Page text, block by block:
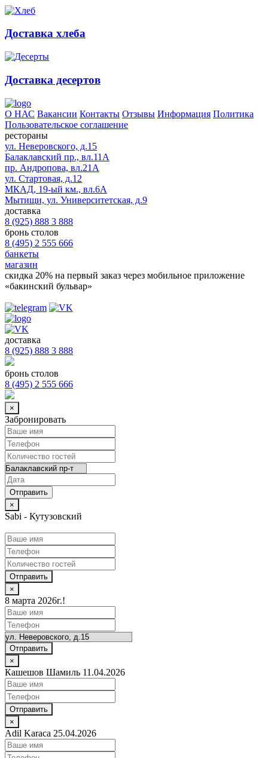
Доставка хлеба
Доставка десертов
О НАС Вакансии Контакты Отзывы Информация Политика
Пользовательское соглашение
рестораны
ул. Неверовского, д.15
Балаклавский пр., вл.11А
пр. Андропова, вл.21А
ул. Стартовая, д.12
МКАД, 19-ый км., вл.6А
Мытищи, ул. Университетская, д.9
доставка
8 (925) 888 3 888
бронь столов
8 (495) 2 555 666
банкеты
магазин
скидка 20% на первый заказ через мобильное приложение
«бакинский бульвар»
доставка
8 (925) 888 3 888
бронь столов
8 (495) 2 555 666
×
Забронировать
×
Sabi - Кутузовский
Отправить
×
8 марта 2026г.!
Отправить
×
Кашешов Шамиль 11.04.2026
Отправить
×
Adil Karaca 25.04.2026